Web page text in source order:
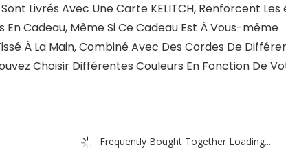
Sont Livrés Avec Une Carte KELITCH, Renforcent
Cadeau, Même Si Ce Cadeau Est À Vous-même
À La Main, Combiné Avec Des Cordes De
Choisir Différentes Couleurs En Fonction De
Frequently Bought Together Loading...